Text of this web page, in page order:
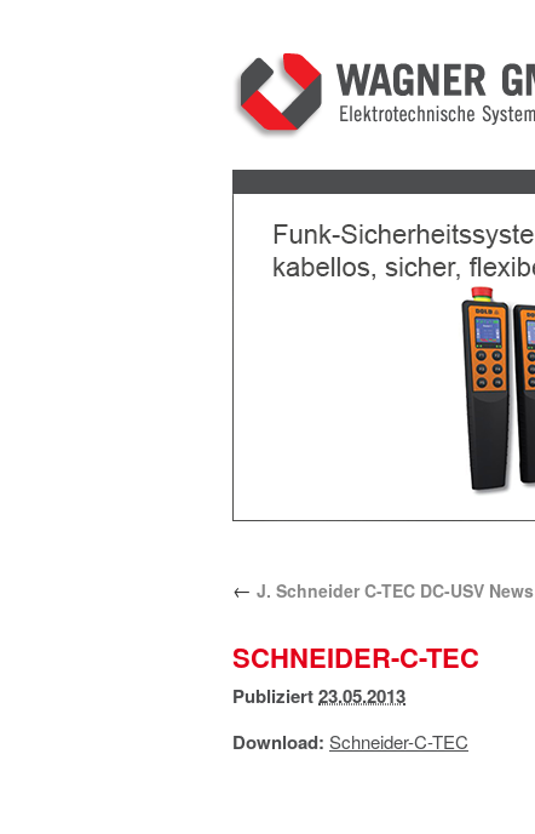
Next
← J. Schneider C-TEC DC-USV News
SCHNEIDER-C-TEC
Publiziert23.05.2013
Download: Schneider-C-TEC